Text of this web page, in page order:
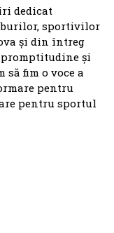
dedicat
sportivilor
și din întreg
promptitudine și
fim o voce a
pentru
pentru sportul